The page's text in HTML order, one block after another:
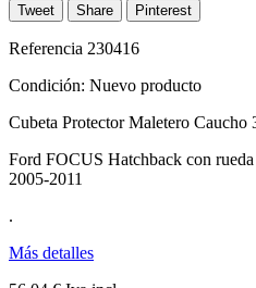
Tweet Share Pinterest
Referencia 230416
Condición: Nuevo producto
Cubeta Protector Maletero Caucho
Ford FOCUS Hatchback con rueda
2005-2011
.
Más detalles